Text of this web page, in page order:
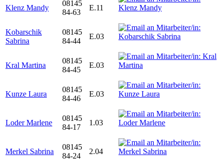
Klenz Mandy
08145
84-63
E.11
Kobarschik
Sabrina
08145
84-44
E.03
Kral Martina
08145
84-45
E.03
Kunze Laura
08145
84-46
E.03
Loder Marlene
08145
84-17
1.03
Merkel Sabrina
08145
84-24
2.04